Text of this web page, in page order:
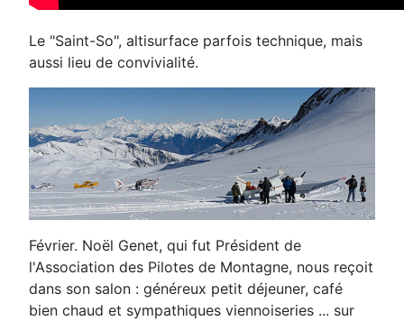
Le "Saint-So", altisurface parfois technique, mais
aussi lieu de convivialité.
Février. Noël Genet, qui fut Président de
l'Association des Pilotes de Montagne, nous reçoit
dans son salon : généreux petit déjeuner, café
bien chaud et sympathiques viennoiseries ... sur